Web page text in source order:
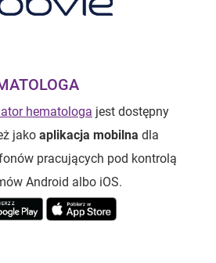
hematologa jest dostępny
jako aplikacja mobilna dla
pracujących pod kontrolą
Android albo iOS.